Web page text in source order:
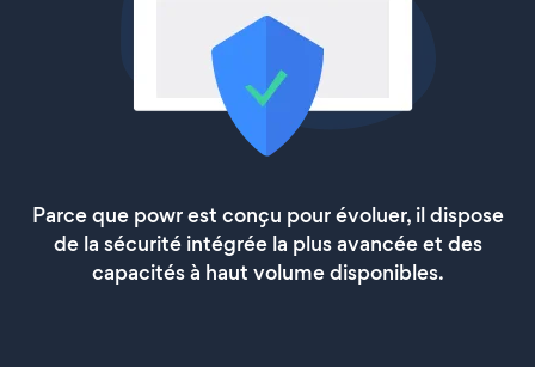
Parce que powr est conçu pour évoluer, il dispose
de la sécurité intégrée la plus avancée et des
capacités à haut volume disponibles.